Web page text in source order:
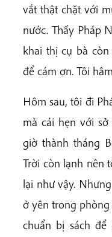
vắt thật chặt với
nước. Thầy Pháp
khai thị cụ bà
để cám ơn. Tôi
Hôm sau, tôi đi
mà cái hẹn với
giờ thành tháng
Trời còn lạnh nên
lại như vậy.
ở yên trong phòng
chuẩn bị sách